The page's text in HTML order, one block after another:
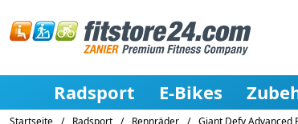
Radsport E-Bikes
Startseite / Radsport / Rennräder / Giant Defy Advanced